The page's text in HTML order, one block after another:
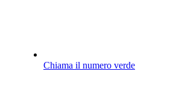
Chiama il numero verde